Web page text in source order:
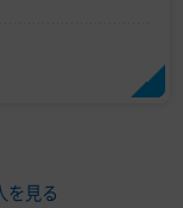
を見る